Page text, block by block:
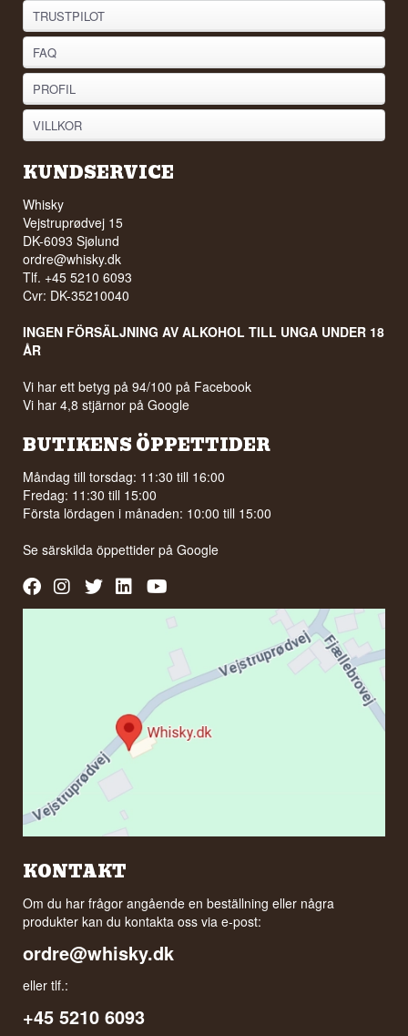
TRUSTPILOT
FAQ
PROFIL
VILLKOR
KUNDSERVICE
Whisky
Vejstruprødvej 15
DK-6093 Sjølund
ordre@whisky.dk
Tlf. +45 5210 6093
Cvr: DK-35210040
INGEN FÖRSÄLJNING AV ALKOHOL TILL UNGA UNDER 18
ÅR
Vi har ett betyg på 94/100 på Facebook
Vi har 4,8 stjärnor på Google
BUTIKENS ÖPPETTIDER
Måndag till torsdag: 11:30 till 16:00
Fredag: 11:30 till 15:00
Första lördagen i månaden: 10:00 till 15:00
Se särskilda öppettider påGoogle
KONTAKT
Om du har frågor angående en beställning eller några
produkter kan du kontakta oss via e-post:
ordre@whisky.dk
eller tlf.:
+45 5210 6093